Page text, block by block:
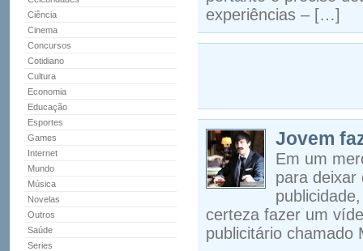
Ciência
Cinema
Concursos
Cotidiano
Cultura
Economia
Educação
Esportes
Games
Internet
Mundo
Música
Novelas
Outros
Saúde
Series
experiências – […]
Jovem
Em um
para deixar
certeza fazer um
publicitário chamado